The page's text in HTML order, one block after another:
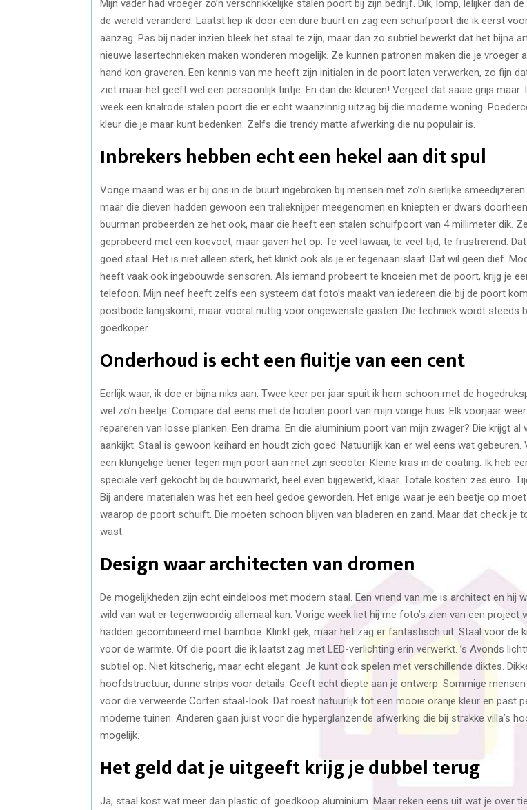
Mijn vader had vroeger zo’n verschrikkelijke stalen poort bij zijn bedrijf. Dik, lomp, lelijker dan
de wereld veranderd. Laatst liep ik door een dure buurt en zag een schuifpoort die ik eerst
aanzag. Pas bij nader inzien bleek het staal te zijn, maar dan zo subtiel bewerkt dat het bijna
nieuwe lasertechnieken maken wonderen mogelijk. Ze kunnen patronen maken die je vroeger
hand kon graveren. Een kennis van me heeft zijn initialen in de poort laten verwerken, zo fijn
ziet maar het geeft wel een persoonlijk tintje. En dan die kleuren! Vergeet dat saaie grijs maar.
week een knalrode stalen poort die er echt waanzinnig uitzag bij die moderne woning.
kleur die je maar kunt bedenken. Zelfs die trendy matte afwerking die nu populair is.
Inbrekers hebben echt een hekel aan dit spul
Vorige maand was er bij ons in de buurt ingebroken bij mensen met zo’n sierlijke
maar die dieven hadden gewoon een tralieknijper meegenomen en kniepten er dwars
buurman probeerden ze het ook, maar die heeft een stalen schuifpoort van 4 millimeter dik.
geprobeerd met een koevoet, maar gaven het op. Te veel lawaai, te veel tijd, te frustrerend.
goed staal. Het is niet alleen sterk, het klinkt ook als je er tegenaan slaat. Dat wil geen dief.
heeft vaak ook ingebouwde sensoren. Als iemand probeert te knoeien met de poort, krijg je
telefoon. Mijn neef heeft zelfs een systeem dat foto’s maakt van iedereen die bij de poort
postbode langskomt, maar vooral nuttig voor ongewenste gasten. Die techniek wordt steeds
goedkoper.
Onderhoud is echt een fluitje van een cent
Eerlijk waar, ik doe er bijna niks aan. Twee keer per jaar spuit ik hem schoon met de
wel zo’n beetje. Compare dat eens met de houten poort van mijn vorige huis. Elk voorjaar
repareren van losse planken. Een drama. En die aluminium poort van mijn zwager? Die krijgt al
aankijkt. Staal is gewoon keihard en houdt zich goed. Natuurlijk kan er wel eens wat gebeuren.
een klungelige tiener tegen mijn poort aan met zijn scooter. Kleine kras in de coating. Ik heb
speciale verf gekocht bij de bouwmarkt, heel even bijgewerkt, klaar. Totale kosten: zes euro.
Bij andere materialen was het een heel gedoe geworden. Het enige waar je een beetje op
waarop de poort schuift. Die moeten schoon blijven van bladeren en zand. Maar dat check je
wast.
Design waar architecten van dromen
De mogelijkheden zijn echt eindeloos met modern staal. Een vriend van me is architect en hij
wild van wat er tegenwoordig allemaal kan. Vorige week liet hij me foto’s zien van een project
hadden gecombineerd met bamboe. Klinkt gek, maar het zag er fantastisch uit. Staal voor de
voor de warmte. Of die poort die ik laatst zag met LED-verlichting erin verwerkt. ’s Avonds
subtiel op. Niet kitscherig, maar echt elegant. Je kunt ook spelen met verschillende diktes.
hoofdstructuur, dunne strips voor details. Geeft echt diepte aan je ontwerp. Sommige
voor die verweerde Corten staal-look. Dat roest natuurlijk tot een mooie oranje kleur en past
moderne tuinen. Anderen gaan juist voor die hyperglanzende afwerking die bij strakke villa’s
mogelijk.
Het geld dat je uitgeeft krijg je dubbel terug
Ja, staal kost wat meer dan plastic of goedkoop aluminium. Maar reken eens uit wat je over